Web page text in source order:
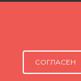
Консультант
Здравствуйте!
Напишите нам,
ИСПОЛЬЗОВАНИЕ
С РАЗРЕШЕНИЯ
СОГЛАСЕН